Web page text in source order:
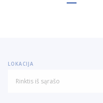
LOKACIJA
Rinktis iš sąrašo